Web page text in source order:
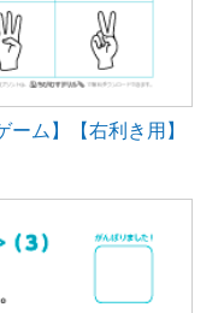
ム】【右利き用】